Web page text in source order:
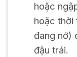
hoặc
hoặc thời
đang nở)
đậu trái.